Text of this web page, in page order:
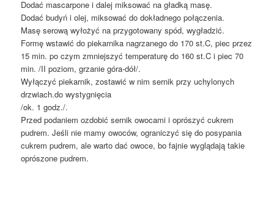
Dodać mascarpone i dalej miksować na gładką masę.
Dodać budyń i olej, miksować do dokładnego połączenia.
Masę serową wyłożyć na przygotowany spód, wygładzić.
Formę wstawić do piekarnika nagrzanego do 170 st.C, piec przez
15 min. po czym zmniejszyć temperaturę do 160 st.C i piec 70
min. /II poziom, grzanie góra-dół/.
Wyłączyć piekarnik, zostawić w nim sernik przy uchylonych
drzwiach.do wystygnięcia
/ok. 1 godz./.
Przed podaniem ozdobić sernik owocami i oprószyć cukrem
pudrem. Jeśli nie mamy owoców, ograniczyć się do posypania
cukrem pudrem, ale warto dać owoce, bo fajnie wyglądają takie
oprószone pudrem.